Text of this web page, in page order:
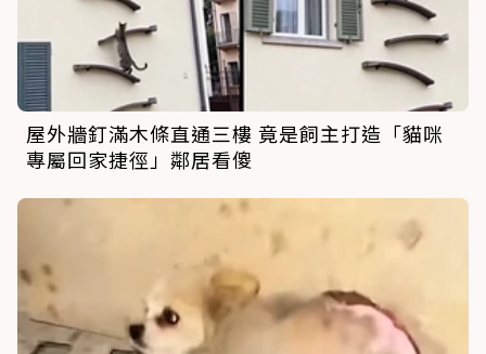
屋外牆釘滿木條直通三樓 竟是飼主打造「貓咪
專屬回家捷徑」鄰居看傻